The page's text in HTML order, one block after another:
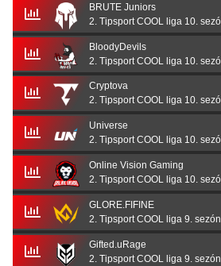
BRUTE Juniors
BloodyDevils
Cryptova
Universe
Online Vision Gaming
GLORE.FIFINE
Gifted.uRage